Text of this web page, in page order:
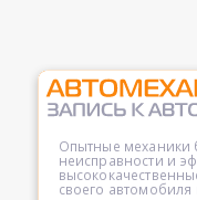
Опытные механики
неисправности и
своего